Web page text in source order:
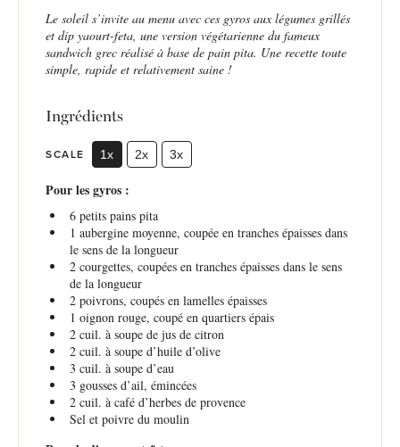
Le soleil s’invite au menu avec ces gyros aux légumes grillés
et dip yaourt-feta, une version végétarienne du fameux
sandwich grec réalisé à base de pain pita. Une recette toute
simple, rapide et relativement saine !
Ingrédients
SCALE 1x 2x 3x
Pour les gyros :
6petits pains pita
1 aubergine moyenne, coupée en tranches épaisses dans
le sens de la longueur
2courgettes, coupées en tranches épaisses dans le sens
de la longueur
2poivrons, coupés en lamelles épaisses
1 oignon rouge, coupé en quartiers épais
2cuil. à soupe de jus de citron
2cuil. à soupe d’huile d’olive
3 cuil. à soupe d’eau
3 gousses d’ail, émincées
2cuil. à café d’herbes de provence
Sel et poivre du moulin